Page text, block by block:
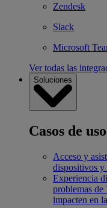
Zendesk
Slack
Microsoft
Ver todas las
Soluciones
Casos de
Acceso y
dispositivos y
Experiencia
problemas de
impacten en